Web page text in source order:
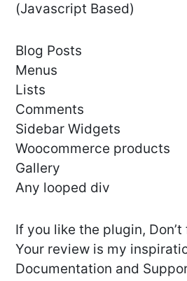
(Javascript Based)
Blog Posts
Menus
Lists
Comments
Sidebar Widgets
Woocommerce products
Gallery
Any looped div
If you like the plugin,
Your review is my
Documentation and